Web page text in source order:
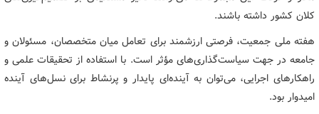
کلان کشور داشته باشند.
هفته ملی جمعیت، فرصتی ارزشمند برای تعامل میان متخصصان، مسئولان و
جامعه در جهت سیاست‌گذاری‌های مؤثر است. با استفاده از تحقیقات علمی و
راهکارهای اجرایی، می‌توان به آینده‌ای پایدار و پرنشاط برای نسل‌های آینده
امیدوار بود.